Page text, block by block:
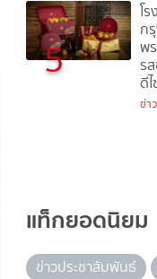
5
โ
ก
พ
ร
ดี
ข่า
แท็กยอดนิยม
ข่าวประชาสัมพันธ์